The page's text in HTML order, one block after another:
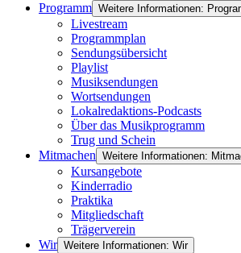
Programm Weitere Informationen:
Livestream
Programmplan
Sendungsübersicht
Playlist
Musiksendungen
Wortsendungen
Lokalredaktions-Podcasts
Über das Musikprogramm
Trug und Schein
Mitmachen Weitere Informationen:
Kursangebote
Kinderradio
Praktika
Mitgliedschaft
Trägerverein
Wir Weitere Informationen: Wir